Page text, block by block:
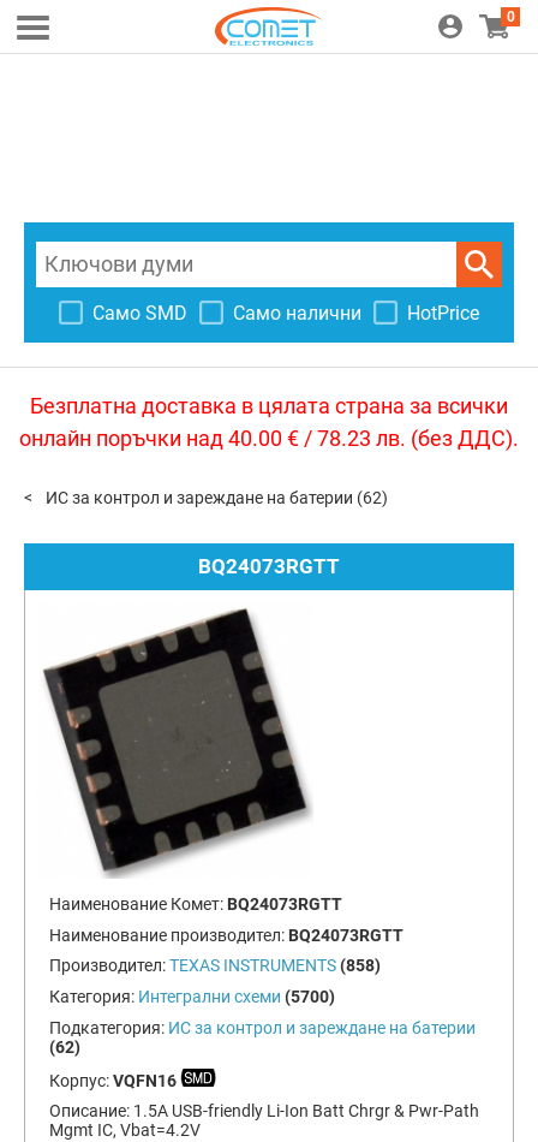
0
Само SMD Само налични HotPrice
Безплатна доставка в цялата страна за всички
онлайн поръчки над 40.00 € / 78.23 лв. (без ДДС).
ИС за контрол и зареждане на батерии (62)
BQ24073RGTT
Наименование Комет: BQ24073RGTT
Наименование производител: BQ24073RGTT
Производител:TEXAS INSTRUMENTS (858)
Категория: Интегрални схеми (5700)
Подкатегория: ИС за контрол и зареждане на батерии
(62)
Корпус:VQFN16
Описание: 1.5A USB-friendly Li-Ion Batt Chrgr & Pwr-Path
Mgmt IC, Vbat=4.2V